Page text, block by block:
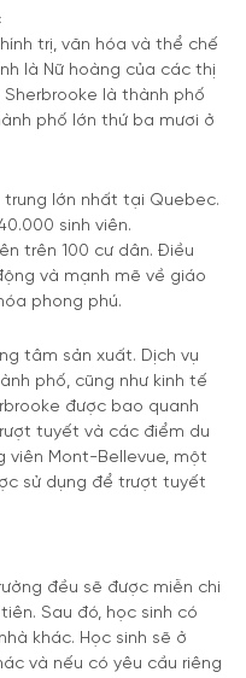
trị, văn hóa và thể chế
là Nữ hoàng của các thị
là thành phố
phố lớn thứ ba mươi ở
lớn nhất tại Quebec.
sinh viên.
trên 100 cư dân. Điều
và mạnh mẽ về giáo
phong phú.
tâm sản xuất. Dịch vụ
phố, cũng như kinh tế
được bao quanh
tuyết và các điểm du
viên Mont-Bellevue, một
sử dụng để trượt tuyết
đều sẽ được miễn chi
Sau đó, học sinh có
khác. Học sinh sẽ ở
và nếu có yêu cầu riêng